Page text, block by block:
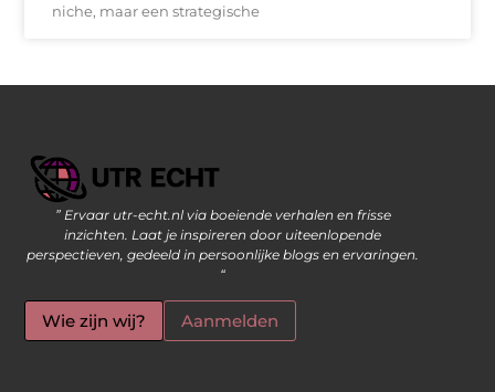
niche, maar een strategische
” Ervaar utr-echt.nl via boeiende verhalen en frisse
inzichten. Laat je inspireren door uiteenlopende
perspectieven, gedeeld in persoonlijke blogs en ervaringen.
“
Wie zijn wij? Aanmelden